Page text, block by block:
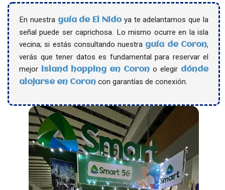
En nuestra guía de El Nido ya te adelantamos que la
señal puede ser caprichosa. Lo mismo ocurre en la isla
vecina; si estás consultando nuestra guía de Coron,
verás que tener datos es fundamental para reservar el
mejor island hopping en Coron o elegir dónde
alojarse en Coron con garantías de conexión.